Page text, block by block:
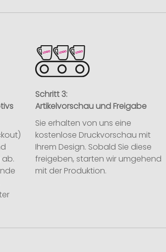
ab.
Schritt 3:
Artikelvorschau und Freigabe
Sie erhalten von uns eine
kostenlose Druckvorschau mit
Ihrem Design. Sobald Sie diese
freigeben, starten wir umgehend
mit der Produktion.